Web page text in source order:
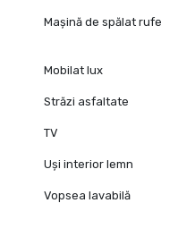
Mașină de spălat rufe
Mobilat lux
Străzi asfaltate
TV
Uși interior lemn
Vopsea lavabilă